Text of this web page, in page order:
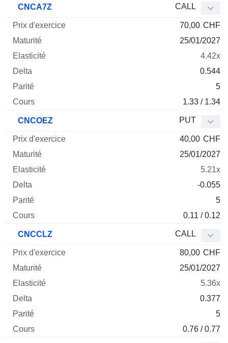
CNCA7Z CALL
70,00 CHF
25/01/2027
4.42x
0.544
5
1.33 / 1.34
CNCOEZ PUT
40,00 CHF
25/01/2027
5.21x
-0.055
5
0.11 / 0.12
CNCCLZ CALL
80,00 CHF
25/01/2027
5.36x
0.377
5
0.76 / 0.77